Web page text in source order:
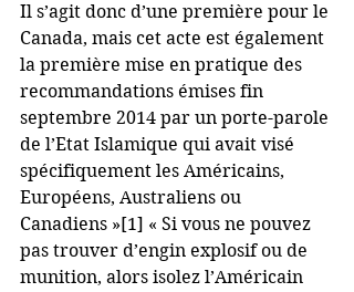
Il s’agit donc d’une première pour le
Canada, mais cet acte est également
la première mise en pratique des
recommandations émises fin
septembre 2014 par un porte-parole
de l’Etat Islamique qui avait visé
spécifiquement les Américains,
Européens, Australiens ou
Canadiens »[1] « Si vous ne pouvez
pas trouver d’engin explosif ou de
munition, alors isolez l’Américain